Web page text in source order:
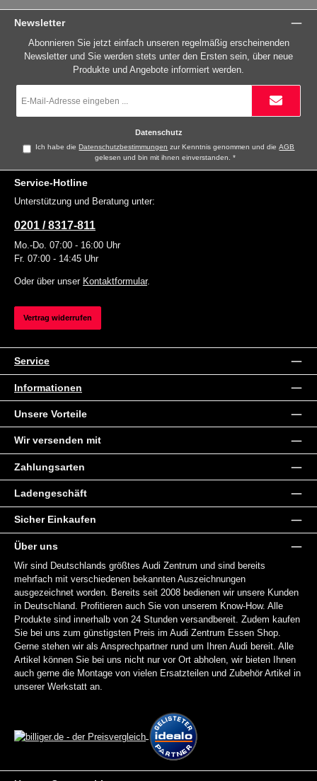
Newsletter
Abonnieren Sie jetzt einfach unseren regelmäßig erscheinenden
Newsletter und Sie werden stets unter den Ersten sein, über neue
Produkte und Angebote informiert werden.
Mail-
Datenschutz
Ich habe dieDatenschutzbestimmungen zur Kenntnis genommen und dieAGB
gelesen und bin mit ihnen einverstanden.*
Service-Hotline
Unterstützung und Beratung unter:
0201 / 8317-811
Mo.-Do. 07:00 - 16:00 Uhr
Fr. 07:00 - 14:45 Uhr
Oder über unser Kontaktformular.
Vertrag widerrufen
Service
Informationen
Unsere Vorteile
Wir versenden mit
Zahlungsarten
Ladengeschäft
Sicher Einkaufen
Über uns
Wir sind Deutschlands größtes Audi Zentrum und sind bereits
mehrfach mit verschiedenen bekannten Auszeichnungen
ausgezeichnet worden. Bereits seit 2008 bedienen wir unsere Kunden
in Deutschland. Profitieren auch Sie von unserem Know-How. Alle
Produkte sind innerhalb von 24 Stunden versandbereit. Zudem kaufen
Sie bei uns zum günstigsten Preis im Audi Zentrum Essen Shop.
Gerne stehen wir als Ansprechpartner rund um Ihren Audi bereit. Alle
Artikel können Sie bei uns nicht nur vor Ort abholen, wir bieten Ihnen
auch gerne die Montage von vielen Ersatzteilen und Zubehör Artikel in
unserer Werkstatt an.